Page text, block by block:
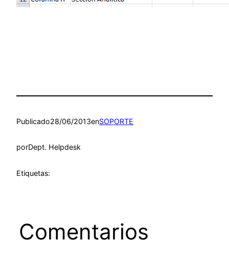
Publicado28/06/2013enSOPORTE
porDept. Helpdesk
Etiquetas:
Comentarios